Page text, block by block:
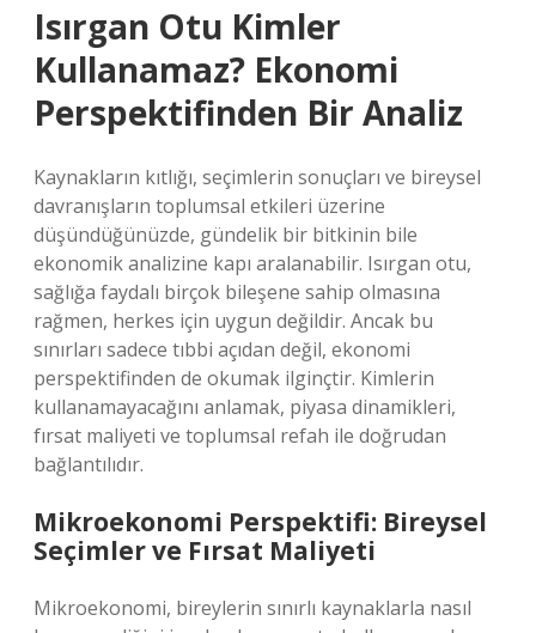
Isırgan Otu Kimler
Kullanamaz? Ekonomi
Perspektifinden Bir Analiz
Kaynakların kıtlığı, seçimlerin sonuçları ve bireysel
davranışların toplumsal etkileri üzerine
düşündüğünüzde, gündelik bir bitkinin bile
ekonomik analizine kapı aralanabilir. Isırgan otu,
sağlığa faydalı birçok bileşene sahip olmasına
rağmen, herkes için uygun değildir. Ancak bu
sınırları sadece tıbbi açıdan değil, ekonomi
perspektifinden de okumak ilginçtir. Kimlerin
kullanamayacağını anlamak, piyasa dinamikleri,
fırsat maliyeti ve toplumsal refah ile doğrudan
bağlantılıdır.
Mikroekonomi Perspektifi: Bireysel
Seçimler ve Fırsat Maliyeti
Mikroekonomi, bireylerin sınırlı kaynaklarla nasıl